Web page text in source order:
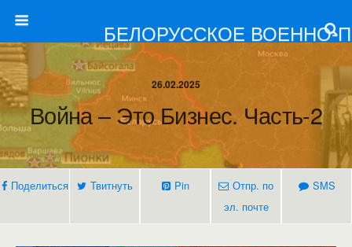
БЕЛОРУССКОЕ ВОЕННО-
26.02.2025
Война – Это Бизнес. Часть-2
Поделиться Твитнуть Pin
Отпр. по
эл. почте
SMS